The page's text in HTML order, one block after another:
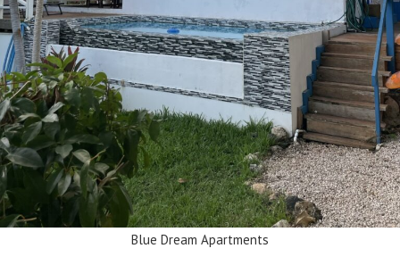
Blue Dream Apartments